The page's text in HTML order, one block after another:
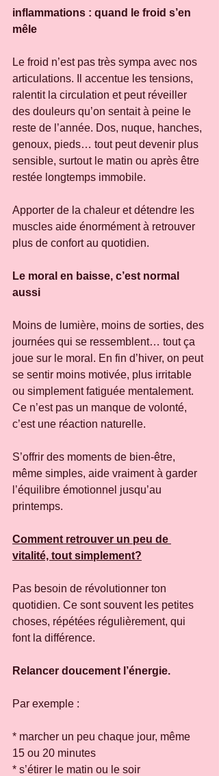
inflammations : quand le froid s’en
mêle
Le froid n’est pas très sympa avec nos
articulations. Il accentue les tensions,
ralentit la circulation et peut réveiller
des douleurs qu’on sentait à peine le
reste de l’année. Dos, nuque, hanches,
genoux, pieds… tout peut devenir plus
sensible, surtout le matin ou après être
restée longtemps immobile.
Apporter de la chaleur et détendre les
muscles aide énormément à retrouver
plus de confort au quotidien.
Le moral en baisse, c’est normal
aussi
Moins de lumière, moins de sorties, des
journées qui se ressemblent… tout ça
joue sur le moral. En fin d’hiver, on peut
se sentir moins motivée, plus irritable
ou simplement fatiguée mentalement.
Ce n’est pas un manque de volonté,
c’est une réaction naturelle.
S’offrir des moments de bien-être,
même simples, aide vraiment à garder
l’équilibre émotionnel jusqu’au
printemps.
Comment retrouver un peu de
vitalité, tout simplement?
Pas besoin de révolutionner ton
quotidien. Ce sont souvent les petites
choses, répétées régulièrement, qui
font la différence.
Relancer doucement l’énergie.
Par exemple :
* marcher un peu chaque jour, même
15 ou 20 minutes
* s’étirer le matin ou le soir